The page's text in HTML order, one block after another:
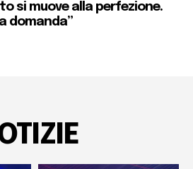
si muove alla perfezione.
domanda”